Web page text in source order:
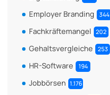
Employer Branding 344
Fachkräftemangel 202
Gehaltsvergleiche 253
HR-Software 194
Jobbörsen 1.176